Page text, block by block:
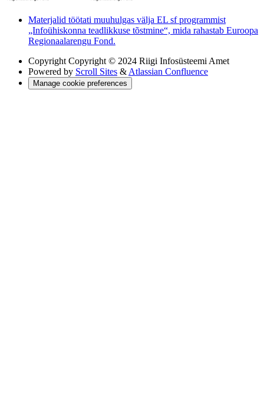
Materjalid töötati muuhulgas välja EL sf programmist
„Infoühiskonna teadlikkuse tõstmine“, mida rahastab Euroopa
Regionaalarengu Fond.
Copyright Copyright © 2024 Riigi Infosüsteemi Amet
Powered by Scroll Sites & Atlassian Confluence
Manage cookie preferences